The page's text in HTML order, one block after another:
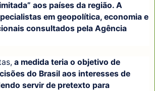
aos países da região. A
em geopolítica, economia e
consultados pela Agência
a medida teria o objetivo de
do Brasil aos interesses de
servir de pretexto para